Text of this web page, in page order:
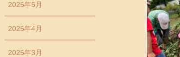
2025年5月
2025年4月
2025年3月